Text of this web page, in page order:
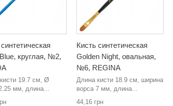
круглая, №2,
19.7 см, Ø
мм, длина...
Кисть синтетическая
Golden Night, овальная,
№6, REGINA
Длина кисти 18.9 см, ширина
ворса 7 мм, длина...
44,16 грн